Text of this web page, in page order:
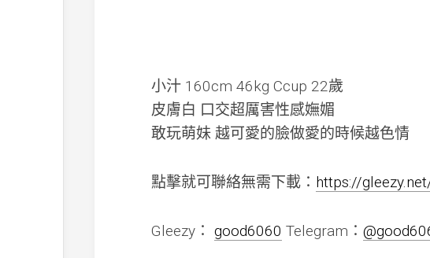
小汁 160cm 46kg Ccup 22歲
皮膚白 口交超厲害性感嫵媚
敢玩萌妹 越可愛的臉做愛的時候越色情
點擊就可聯絡無需下載： https://
Gleezy： good6060 Telegram：